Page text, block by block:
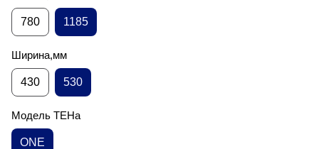
780 1185
Ширина,мм
430 530
Модель ТЕНа
ONE